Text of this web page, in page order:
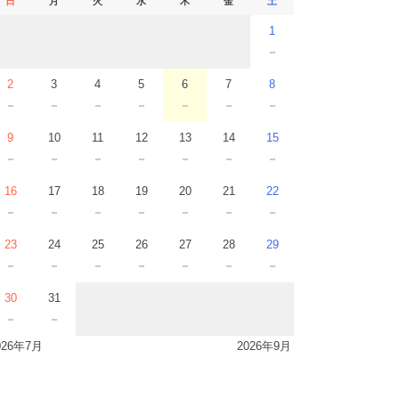
1
－
2
－
3
－
4
－
5
－
6
－
7
－
8
－
9
－
10
－
11
－
12
－
13
－
14
－
15
－
16
－
17
－
18
－
19
－
20
－
21
－
22
－
23
－
24
－
25
－
26
－
27
－
28
－
29
－
30
－
31
－
年7月 2026年9月